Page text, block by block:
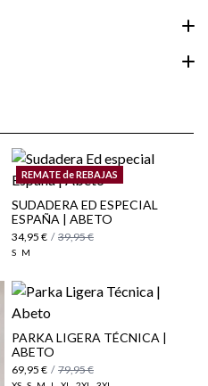
aquí
aquí
REMATE de REBAJAS
SUDADERA ED ESPECIAL
ESPAÑA | ABETO
34,95 € / 39,95 €
S M
PARKA LIGERA TÉCNICA |
ABETO
69,95 € / 79,95 €